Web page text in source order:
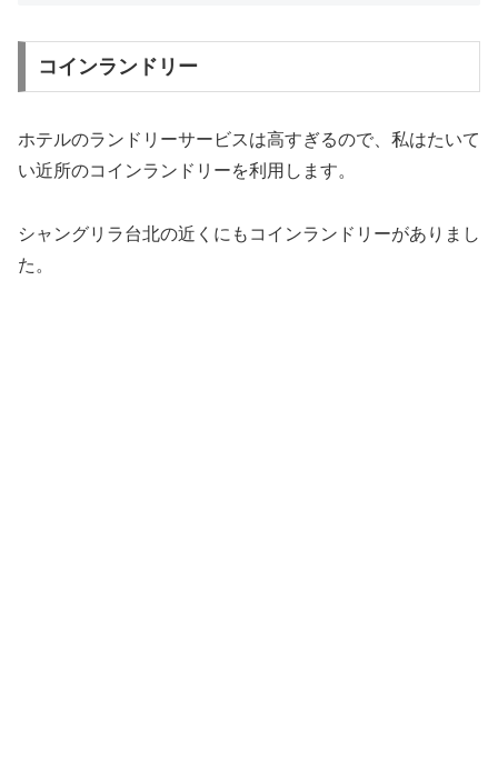
コインランドリー
ホテルのランドリーサービスは高すぎるので、私はたいて
い近所のコインランドリーを利用します。
シャングリラ台北の近くにもコインランドリーがありまし
た。